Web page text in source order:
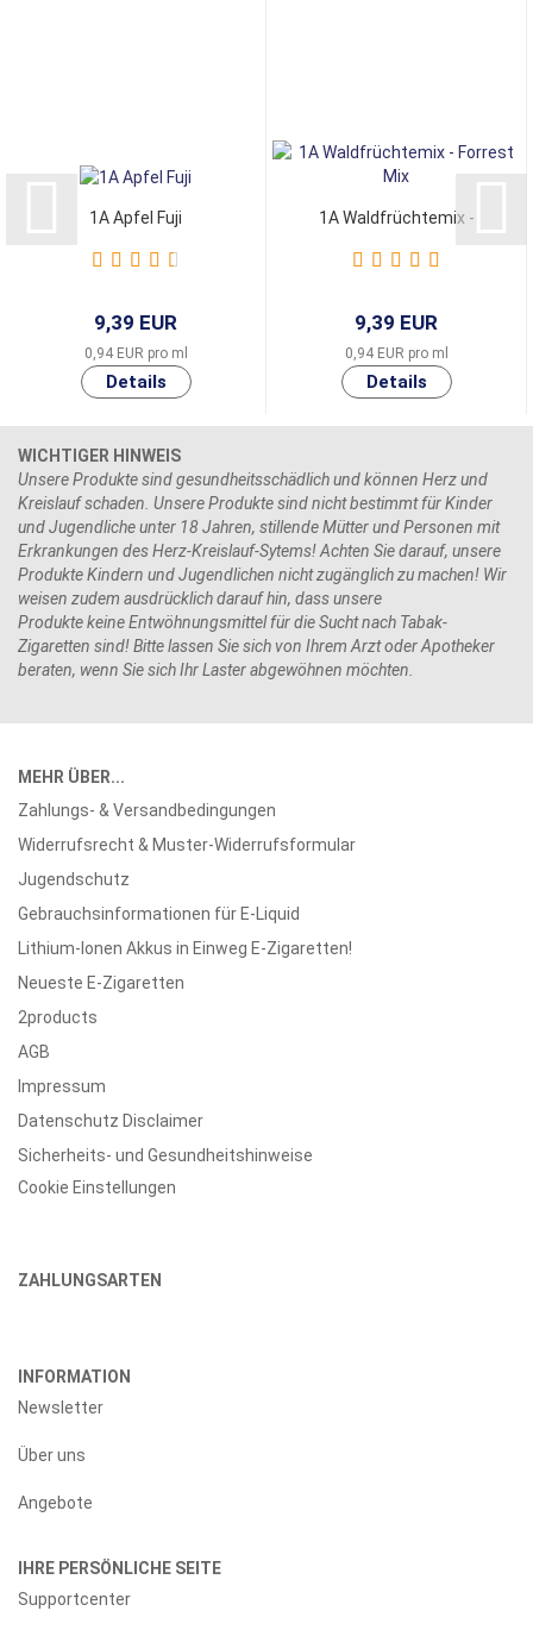
1A Apfel Fuji
9,39 EUR
0,94 EUR pro ml
1A Waldfrüchtemix -
9,39 EUR
0,94 EUR pro ml
WICHTIGER HINWEIS
Unsere Produkte sind gesundheitsschädlich und können Herz und
Kreislauf schaden. Unsere Produkte sind nicht bestimmt für Kinder
und Jugendliche unter 18 Jahren, stillende Mütter und Personen mit
Erkrankungen des Herz-Kreislauf-Sytems! Achten Sie darauf, unsere
Produkte Kindern und Jugendlichen nicht zugänglich zu machen! Wir
weisen zudem ausdrücklich darauf hin, dass unsere
Produkte keine Entwöhnungsmittel für die Sucht nach Tabak-
Zigaretten sind! Bitte lassen Sie sich von Ihrem Arzt oder Apotheker
beraten, wenn Sie sich Ihr Laster abgewöhnen möchten.
MEHR ÜBER...
Zahlungs- & Versandbedingungen
Widerrufsrecht & Muster-Widerrufsformular
Jugendschutz
Gebrauchsinformationen für E-Liquid
Lithium-Ionen Akkus in Einweg E-Zigaretten!
Neueste E-Zigaretten
2products
AGB
Impressum
Datenschutz Disclaimer
Sicherheits- und Gesundheitshinweise
Cookie Einstellungen
ZAHLUNGSARTEN
INFORMATION
Newsletter
Über uns
Angebote
IHRE PERSÖNLICHE SEITE
Supportcenter